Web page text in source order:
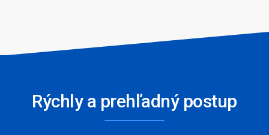
Rýchly a prehľadný postup